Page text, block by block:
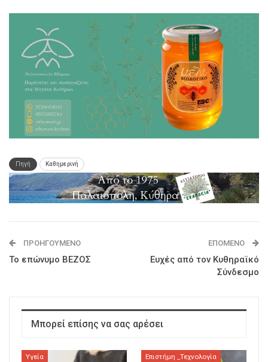
Πηγή Καθημερινή
ΠΡΟΗΓΟΎΜΕΝΟ
Το επώνυμο ΒΕΖΟΣ
ΕΠΌΜΕΝΟ
Ευχές από τον Κυθηραϊκό
Σύνδεσμο
Μπορεί επίσης να σας αρέσει
Υγεία Επιστήμη _Τεχνολογία